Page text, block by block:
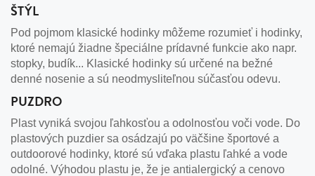
ŠTÝL
Pod pojmom klasické hodinky môžeme rozumieť i hodinky,
ktoré nemajú žiadne špeciálne prídavné funkcie ako napr.
stopky, budík... Klasické hodinky sú určené na bežné
denné nosenie a sú neodmysliteľnou súčasťou odevu.
PUZDRO
Plast vyniká svojou ľahkosťou a odolnosťou voči vode. Do
plastových puzdier sa osádzajú po väčšine športové a
outdoorové hodinky, ktoré sú vďaka plastu ľahké a vode
odolné. Výhodou plastu je, že je antialergický a cenovo